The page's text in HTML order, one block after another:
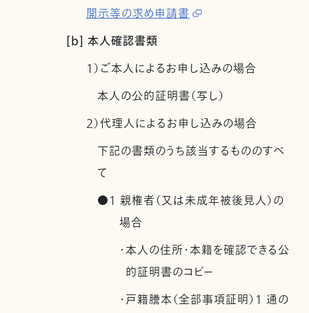
開示等の求め申請書
[b] 本人確認書類
1）ご本人によるお申し込みの場合
本人の公的証明書（写し）
2）代理人によるお申し込みの場合
下記の書類のうち該当するもののすべ
て
●1 親権者（又は未成年被後見人）の
場合
・本人の住所・本籍を確認できる公
的証明書のコピー
・戸籍謄本（全部事項証明）1 通の